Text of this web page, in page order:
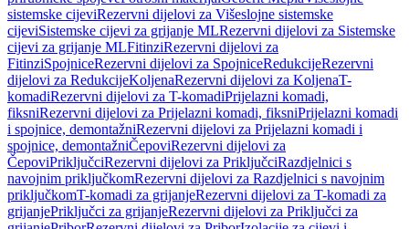
sistemske cijeviRezervni dijelovi za Višeslojne sistemske
cijeviSistemske cijevi za grijanje MLRezervni dijelovi za Sistemske
cijevi za grijanje MLFitinziRezervni dijelovi za
FitinziSpojniceRezervni dijelovi za SpojniceRedukcijeRezervni
dijelovi za RedukcijeKoljenaRezervni dijelovi za KoljenaT-
komadiRezervni dijelovi za T-komadiPrijelazni komadi,
fiksniRezervni dijelovi za Prijelazni komadi, fiksniPrijelazni komadi
i spojnice, demontažniRezervni dijelovi za Prijelazni komadi i
spojnice, demontažniČepoviRezervni dijelovi za
ČepoviPriključciRezervni dijelovi za PriključciRazdjelnici s
navojnim priključkomRezervni dijelovi za Razdjelnici s navojnim
priključkomT-komadi za grijanjeRezervni dijelovi za T-komadi za
grijanjePriključci za grijanjeRezervni dijelovi za Priključci za